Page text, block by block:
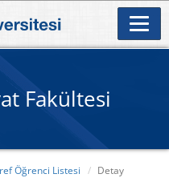
Fakültesi
Öğrenci Listesi Detay